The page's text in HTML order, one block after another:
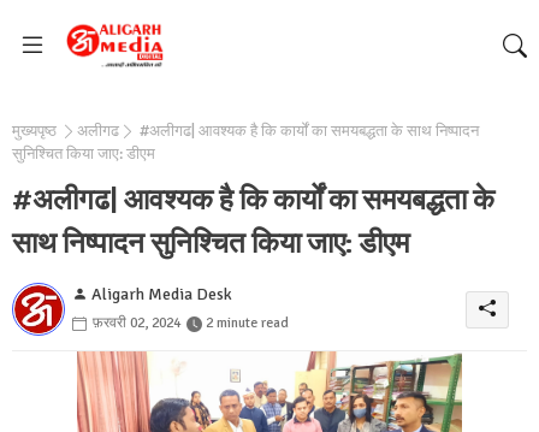
मुख्यपृष्ठ अलीगढ
#अलीगढ| आवश्यक है कि कार्यों का समयबद्धता के साथ निष्पादन
सुनिश्चित किया जाए: डीएम
#अलीगढ| आवश्यक है कि कार्यों का समयबद्धता के
साथ निष्पादन सुनिश्चित किया जाए: डीएम
Aligarh Media Desk
फ़रवरी 02, 2024 2 minute read